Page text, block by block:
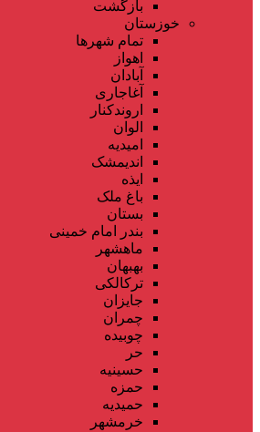
بازگشت
خوزستان
تمام شهر‌ها
اهواز
آبادان
آغاجاری
اروندکنار
الوان
امیدیه
اندیمشک
ایذه
باغ ملک
بستان
بندر امام خمینی
ماهشهر
بهبهان
ترکالکی
جایزان
چمران
چوبیده
حر
حسینیه
حمزه
حمیدیه
خرمشهر